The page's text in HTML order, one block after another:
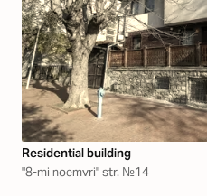
Residential building
"8-mi noemvri" str. №14